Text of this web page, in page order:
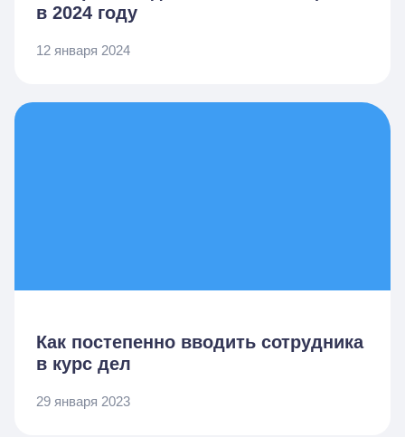
в 2024 году
12 января 2024
Как постепенно вводить сотрудника
в курс дел
29 января 2023